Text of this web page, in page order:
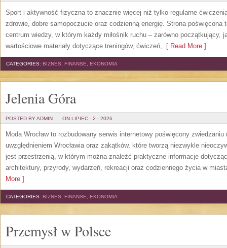
Sport i aktywność fizyczna to znacznie więcej niż tylko regularne
zdrowie, dobre samopoczucie oraz codzienną energię. Strona poświęcona
centrum wiedzy, w którym każdy miłośnik ruchu – zarówno początkujący,
wartościowe materiały dotyczące treningów, ćwiczeń, [ Read More ]
CATEGORIES: BIZNES, FINANSE, EKONOMIA
Jelenia Góra
POSTED BY ADMIN ON LIPIEC - 2 - 2026
Moda Wrocław to rozbudowany serwis internetowy poświęcony
uwzględnieniem Wrocławia oraz zakątków, które tworzą niezwykle
jest przestrzenią, w którym można znaleźć praktyczne informacje
architektury, przyrody, wydarzeń, rekreacji oraz codziennego życia w
More ]
CATEGORIES: BIZNES, FINANSE, EKONOMIA
Przemysł w Polsce